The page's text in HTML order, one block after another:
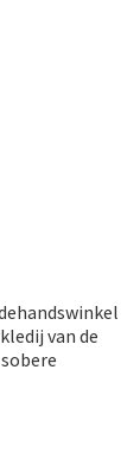
van de